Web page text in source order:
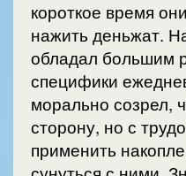
короткое время
нажить деньжат.
обладал большим
специфики
морально созрел,
сторону, но с
применить